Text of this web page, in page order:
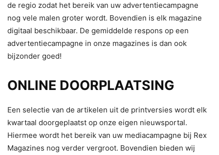
de regio zodat het bereik van uw advertentiecampagne
nog vele malen groter wordt. Bovendien is elk magazine
digitaal beschikbaar. De gemiddelde respons op een
advertentiecampagne in onze magazines is dan ook
bijzonder goed!
ONLINE DOORPLAATSING
Een selectie van de artikelen uit de printversies wordt elk
kwartaal doorgeplaatst op onze eigen nieuwsportal.
Hiermee wordt het bereik van uw mediacampagne bij Rex
Magazines nog verder vergroot. Bovendien bieden wij